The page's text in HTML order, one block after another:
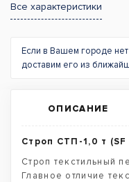
Все характеристики
Если в Вашем городе
доставим его из
ОПИСАНИЕ
Строп СТП-1,0 т
Строп текстильный
Главное отличие